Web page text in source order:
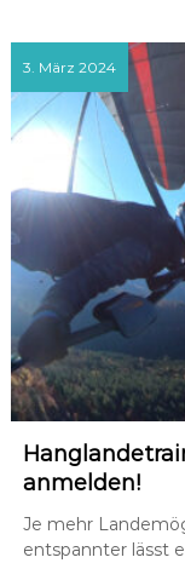
3. März 2024
anmelden!
Je mehr
entspannter lässt